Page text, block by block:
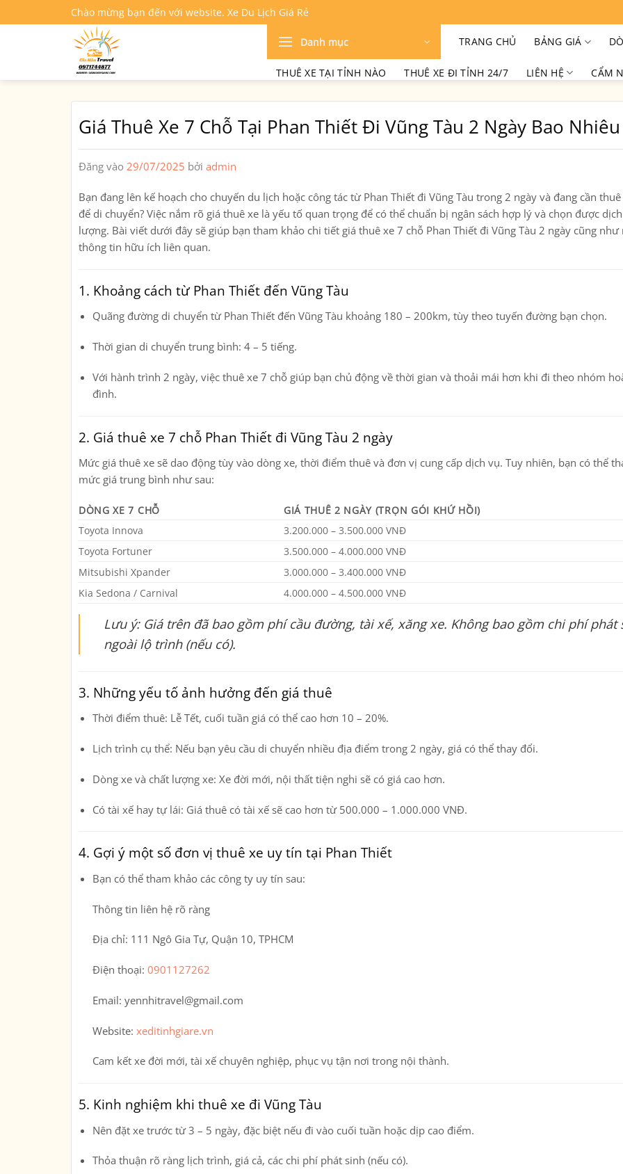
qua
Chào mừng bạn đến với website. Xe Du Lịch Giá Rẻ
Danh mục TRANG CHỦ BẢNG GIÁ
THUÊ XE TẠI TỈNH NÀO THUÊ XE ĐI TỈNH 24/7 LIÊN HỆ CẨM
Giá Thuê Xe 7 Chỗ Tại Phan Thiết Đi Vũng Tàu 2 Ngày Bao Nhiêu
Đăng vào 29/07/2025 bởi admin
Bạn đang lên kế hoạch cho chuyến du lịch hoặc công tác từ Phan Thiết đi Vũng Tàu trong 2 ngày và đang cần
để di chuyển? Việc nắm rõ giá thuê xe là yếu tố quan trọng để có thể chuẩn bị ngân sách hợp lý và chọn được
lượng. Bài viết dưới đây sẽ giúp bạn tham khảo chi tiết giá thuê xe 7 chỗ Phan Thiết đi Vũng Tàu 2 ngày cũng như
thông tin hữu ích liên quan.
1. Khoảng cách từ Phan Thiết đến Vũng Tàu
Quãng đường di chuyển từ Phan Thiết đến Vũng Tàu khoảng 180 – 200km, tùy theo tuyến đường bạn chọn.
Thời gian di chuyển trung bình: 4 – 5 tiếng.
Với hành trình 2 ngày, việc thuê xe 7 chỗ giúp bạn chủ động về thời gian và thoải mái hơn khi đi theo nhóm
đình.
2. Giá thuê xe 7 chỗ Phan Thiết đi Vũng Tàu 2 ngày
Mức giá thuê xe sẽ dao động tùy vào dòng xe, thời điểm thuê và đơn vị cung cấp dịch vụ. Tuy nhiên, bạn có thể
mức giá trung bình như sau:
DÒNG XE 7 CHỖ
GIÁ THUÊ 2 NGÀY (TRỌN GÓI KHỨ HỒI)
Toyota Innova
3.200.000 – 3.500.000 VNĐ
Toyota Fortuner
3.500.000 – 4.000.000 VNĐ
Mitsubishi Xpander
3.000.000 – 3.400.000 VNĐ
Kia Sedona / Carnival
4.000.000 – 4.500.000 VNĐ
Lưu ý: Giá trên đã bao gồm phí cầu đường, tài xế, xăng xe. Không bao gồm chi phí phát
ngoài lộ trình (nếu có).
3. Những yếu tố ảnh hưởng đến giá thuê
Thời điểm thuê: Lễ Tết, cuối tuần giá có thể cao hơn 10 – 20%.
Lịch trình cụ thể: Nếu bạn yêu cầu di chuyển nhiều địa điểm trong 2 ngày, giá có thể thay đổi.
Dòng xe và chất lượng xe: Xe đời mới, nội thất tiện nghi sẽ có giá cao hơn.
Có tài xế hay tự lái: Giá thuê có tài xế sẽ cao hơn từ 500.000 – 1.000.000 VNĐ.
4. Gợi ý một số đơn vị thuê xe uy tín tại Phan Thiết
Bạn có thể tham khảo các công ty uy tín sau:
Thông tin liên hệ rõ ràng
Địa chỉ: 111 Ngô Gia Tự, Quận 10, TPHCM
Điện thoại: 0901127262
Email: yennhitravel@gmail.com
Website: xeditinhgiare.vn
Cam kết xe đời mới, tài xế chuyên nghiệp, phục vụ tận nơi trong nội thành.
5. Kinh nghiệm khi thuê xe đi Vũng Tàu
Nên đặt xe trước từ 3 – 5 ngày, đặc biệt nếu đi vào cuối tuần hoặc dịp cao điểm.
Thỏa thuận rõ ràng lịch trình, giá cả, các chi phí phát sinh (nếu có).